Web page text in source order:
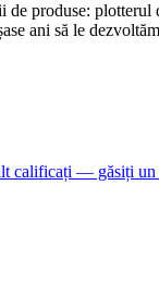
de produse:
ani să le
calificați — găsiți